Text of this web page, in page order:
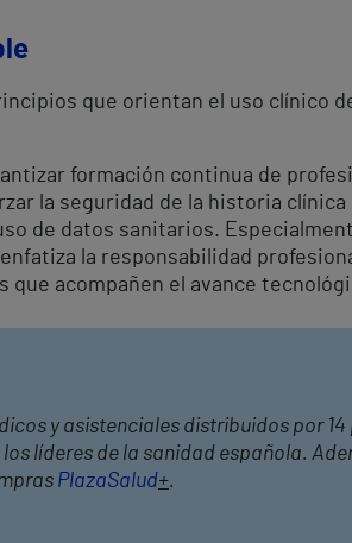
que orientan el uso clínico
formación continua de
la seguridad de la historia
de datos sanitarios.
la responsabilidad
que acompañen el avance
y asistenciales distribuidos por
líderes de la sanidad española.
PlazaSalud+.